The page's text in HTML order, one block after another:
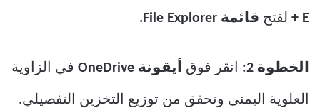
+ E لفتح قائمة File Explorer.
الخطوة 2: انقر فوق أيقونة OneDrive في الزاوية
العلوية اليمنى وتحقق من توزيع التخزين التفصيلي.